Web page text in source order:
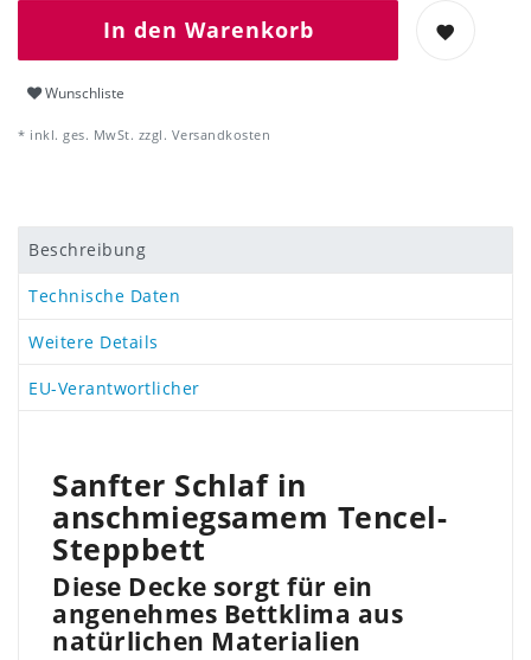
In den Warenkorb
Wunschliste
* inkl. ges. MwSt. zzgl. Versandkosten
Beschreibung
Technische Daten
Weitere Details
EU-Verantwortlicher
Sanfter Schlaf in
anschmiegsamem Tencel-
Steppbett
Diese Decke sorgt für ein
angenehmes Bettklima aus
natürlichen Materialien